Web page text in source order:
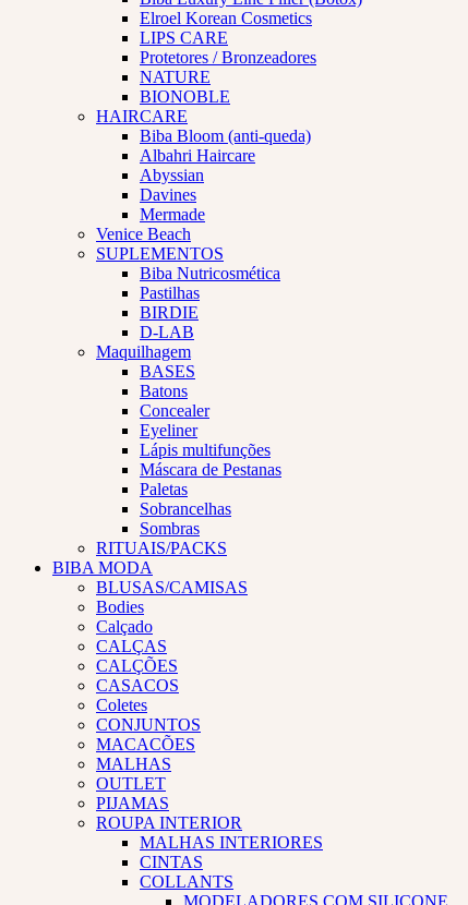
Elroel Korean Cosmetics
LIPS CARE
Protetores / Bronzeadores
NATURE
BIONOBLE
HAIRCARE
Biba Bloom (anti-queda)
Albahri Haircare
Abyssian
Davines
Mermade
Venice Beach
SUPLEMENTOS
Biba Nutricosmética
Pastilhas
BIRDIE
D-LAB
Maquilhagem
BASES
Batons
Concealer
Eyeliner
Lápis multifunções
Máscara de Pestanas
Paletas
Sobrancelhas
Sombras
RITUAIS/PACKS
BIBA MODA
BLUSAS/CAMISAS
Bodies
Calçado
CALÇAS
CALÇÕES
CASACOS
Coletes
CONJUNTOS
MACACÕES
MALHAS
OUTLET
PIJAMAS
ROUPA INTERIOR
MALHAS INTERIORES
CINTAS
COLLANTS
MODELADORES COM SILICONE